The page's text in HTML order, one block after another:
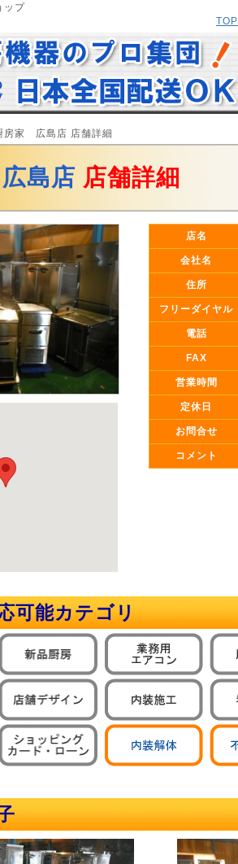
ップ
TOP
房家 広島店 店舗詳細
島店 店舗詳細
店名
会社名
住所
フリーダイヤル
電話
FAX
営業時間
定休日
お問合せ
コメント
可能カテゴリ